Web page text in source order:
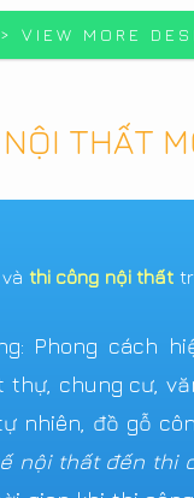
VIEW MORE
THẤT
thi công nội thất
Phong cách
chung cư,
đồ gỗ
nội thất đến thi